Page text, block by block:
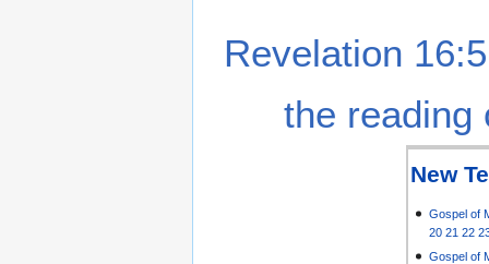
Revelation
the reading
New
Gospel of
20 21 22
Gospel of